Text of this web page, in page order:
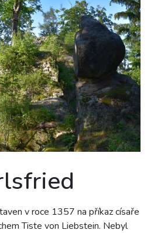
v roce 1357 na příkaz císaře
Tiste von Liebstein. Nebyl